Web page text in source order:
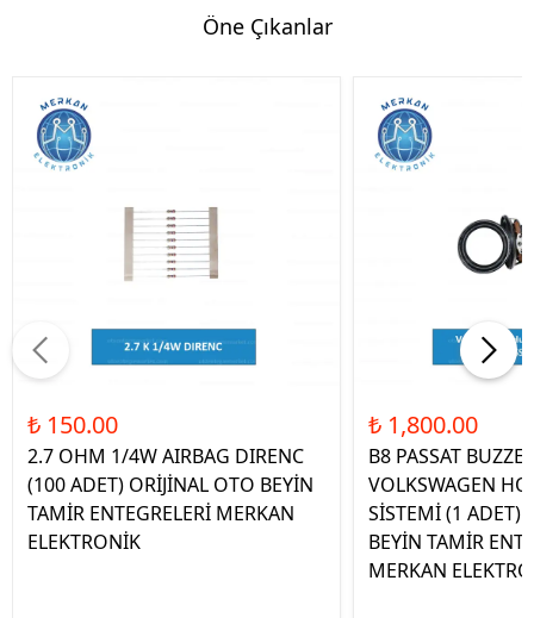
Öne Çıkanlar
₺ 150.00
2.7 OHM 1/4W AIRBAG DIRENC
(100 ADET) ORİJİNAL OTO BEYİN
TAMİR ENTEGRELERİ MERKAN
ELEKTRONİK
₺ 1,800.00
B8 PASSAT
VOLKSWAGEN
SİSTEMİ (1 ADET)
BEYİN TAMİR
MERKAN